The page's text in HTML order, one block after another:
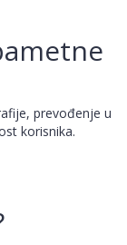
prevođenje u
korisnika.